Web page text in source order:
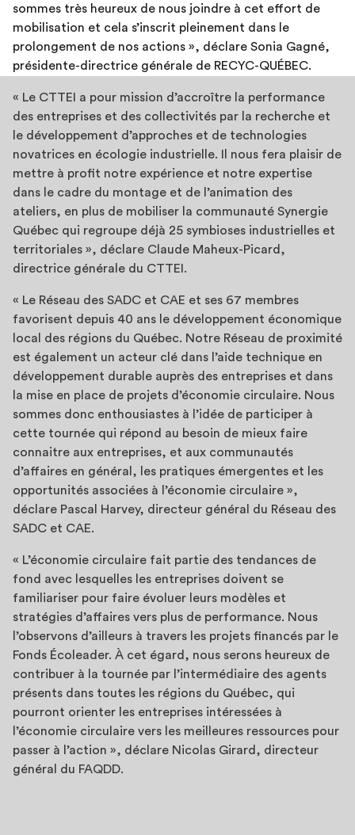
sommes très heureux de nous joindre à cet effort de
mobilisation et cela s’inscrit pleinement dans le
prolongement de nos actions », déclare Sonia Gagné,
présidente-directrice générale de RECYC-QUÉBEC.
« Le CTTEI a pour mission d’accroître la performance
des entreprises et des collectivités par la recherche et
le développement d’approches et de technologies
novatrices en écologie industrielle. Il nous fera plaisir de
mettre à profit notre expérience et notre expertise
dans le cadre du montage et de l’animation des
ateliers, en plus de mobiliser la communauté Synergie
Québec qui regroupe déjà 25 symbioses industrielles et
territoriales », déclare Claude Maheux-Picard,
directrice générale du CTTEI.
« Le Réseau des SADC et CAE et ses 67 membres
favorisent depuis 40 ans le développement économique
local des régions du Québec. Notre Réseau de proximité
est également un acteur clé dans l’aide technique en
développement durable auprès des entreprises et dans
la mise en place de projets d’économie circulaire. Nous
sommes donc enthousiastes à l’idée de participer à
cette tournée qui répond au besoin de mieux faire
connaitre aux entreprises, et aux communautés
d’affaires en général, les pratiques émergentes et les
opportunités associées à l’économie circulaire »,
déclare Pascal Harvey, directeur général du Réseau des
SADC et CAE.
« L’économie circulaire fait partie des tendances de
fond avec lesquelles les entreprises doivent se
familiariser pour faire évoluer leurs modèles et
stratégies d’affaires vers plus de performance. Nous
l’observons d’ailleurs à travers les projets financés par le
Fonds Écoleader. À cet égard, nous serons heureux de
contribuer à la tournée par l’intermédiaire des agents
présents dans toutes les régions du Québec, qui
pourront orienter les entreprises intéressées à
l’économie circulaire vers les meilleures ressources pour
passer à l’action », déclare Nicolas Girard, directeur
général du FAQDD.